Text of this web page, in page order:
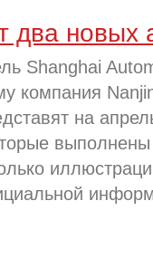
два новых
Shanghai
компания
на